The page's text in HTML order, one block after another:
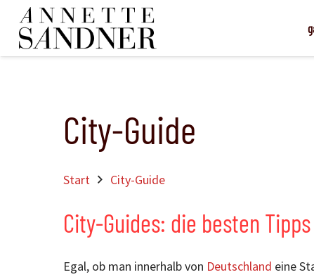
City-Guide
Start City-Guide
City-Guides: die besten
Egal, ob man innerhalb von Deutschland eine